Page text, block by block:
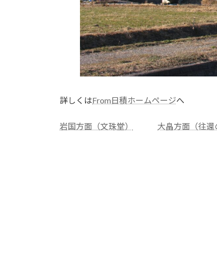
詳しくはFrom日積ホームページへ
岩国方面（文珠堂） 大畠方面（往還